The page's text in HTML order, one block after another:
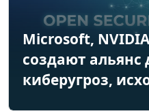
Microsoft,
создают
киберугроз,